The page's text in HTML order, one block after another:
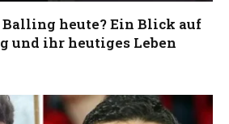
Balling heute? Ein Blick auf
und ihr heutiges Leben